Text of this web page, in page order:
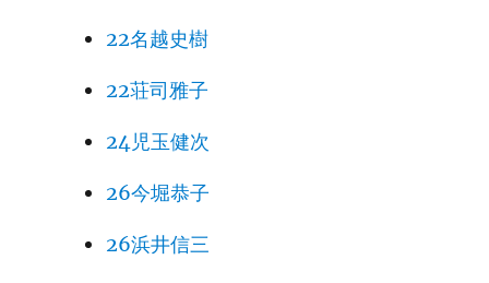
22名越史樹
22荘司雅子
24児玉健次
26今堀恭子
26浜井信三